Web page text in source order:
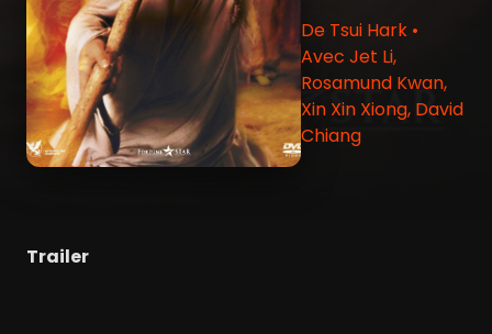
De Tsui Hark •
Avec Jet Li,
Rosamund Kwan,
Xin Xin Xiong, David
Chiang
Trailer